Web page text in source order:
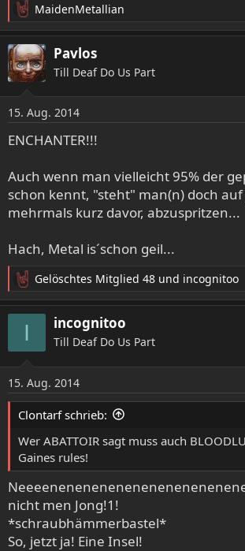
R
e
a
k
t
n
e
n
MaidenMetallian
Pavlos
Till Deaf Do Us Part
15. Aug. 2014
ENCHANTER!!!
Auch wenn man vielleicht 95% der
schon kennt, "steht" man(n) doch auf
mehrmals kurz davor, abzuspritzen...
Hach, Metal is´schon geil...
R
e
a
n
e
n
Gelöschtes Mitglied 48 und incognitoo
I incognitoo
Till Deaf Do Us Part
15. Aug. 2014
Clontarf schrieb:
Wer ABATTOIR sagt muss auch
Gaines rules!
nicht men Jong!1!
*schraubhämmerbastel*
So, jetzt ja! Eine Insel!